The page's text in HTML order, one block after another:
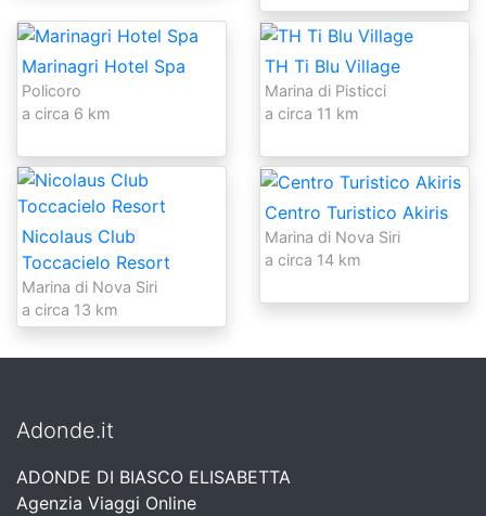
Marinagri Hotel Spa
Policoro
a circa 6 km
TH Ti Blu Village
Marina di Pisticci
a circa 11 km
Nicolaus Club
Toccacielo Resort
Marina di Nova Siri
a circa 13 km
Centro Turistico Akiris
Marina di Nova Siri
a circa 14 km
Adonde.it
ADONDE DI BIASCO ELISABETTA
Agenzia Viaggi Online